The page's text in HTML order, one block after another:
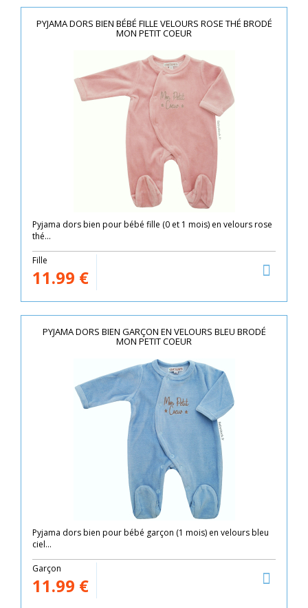
PYJAMA DORS BIEN BÉBÉ FILLE VELOURS ROSE THÉ BRODÉ
MON PETIT COEUR
Pyjama dors bien pour bébé fille (0 et 1 mois) en velours rose
thé...
Fille
11.99 €
PYJAMA DORS BIEN GARÇON EN VELOURS BLEU BRODÉ
MON PETIT COEUR
Pyjama dors bien pour bébé garçon (1 mois) en velours bleu
ciel...
Garçon
11.99 €